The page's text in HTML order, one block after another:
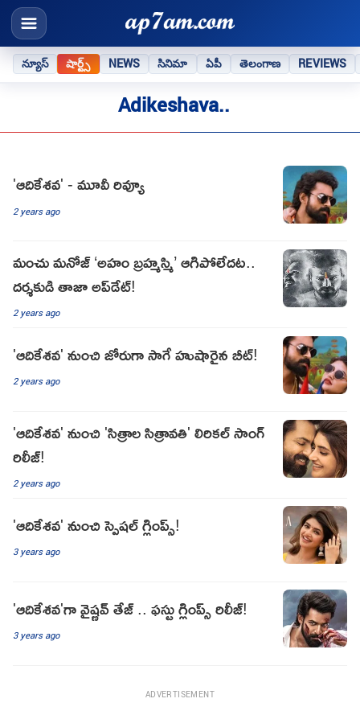
న్యూస్ షార్ట్స్ NEWS సినిమా ఏపీ తెలంగాణ REVIEWS
Adikeshava..
'ఆదికేశవ' - మూవీ రివ్యూ
2 years ago
మంచు మనోజ్ ‘అహం బ్రహ్మస్మి’ ఆగిపోలేదట..
దర్శకుడి తాజా అప్‌డేట్!
2 years ago
'ఆదికేశవ' నుంచి జోరుగా సాగే హుషారైన బీట్!
2 years ago
'ఆదికేశవ' నుంచి 'సిత్రాల సిత్రావతి' లిరికల్ సాంగ్
రిలీజ్!
2 years ago
'ఆదికేశవ' నుంచి స్పెషల్ గ్లింప్స్!
3 years ago
'ఆదికేశవ'గా వైష్ణవ్ తేజ్ .. ఫస్టు గ్లింప్స్ రిలీజ్!
3 years ago
ADVERTISEMENT